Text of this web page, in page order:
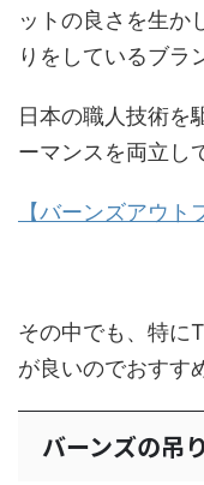
ットの良さを生か
りをしているブラ
日本の職人技術を
ーマンスを両立し
【バーンズアウト
その中でも、特に
が良いのでおすす
バーンズの吊